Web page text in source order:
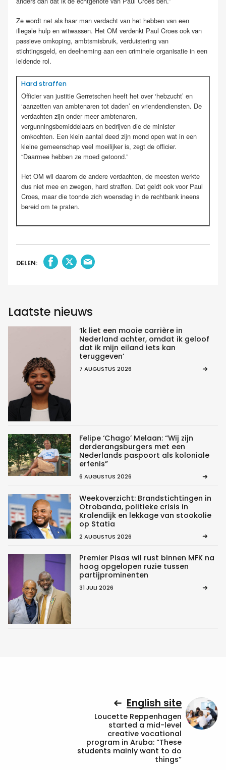
Ze wordt net als haar man verdacht van het hebben van een
illegale hulp en witwassen. Het OM verdenkt Paul Croes ook van
passieve omkoping, ambtsmisbruik, verduistering van
stichtingsgeld, en deelneming aan een criminele organisatie in een
leidende rol.
Hard straffen
Officier van justitie Gerretschen heeft het over ‘hebzucht’ en
‘aanzetten van ambtenaren tot daden’ en vriendendiensten. De
verdachten zijn onder meer ambtenaren,
vergunningsbemiddelaars en bedrijven die de minister
omkochten. Een klein aantal deed zijn mond open wat in een
kleine gemeenschap veel moeilijker is, zegt de officier.
“Daarmee hebben ze moed getoond.”
Het OM wil daarom de andere verdachten, de meesten werkte
dus niet mee en zwegen, hard straffen. Dat geldt ook voor Paul
Croes, maar die toonde zich woensdag in de rechtbank ineens
bereid om te praten.
DELEN:
Laatste nieuws
‘Ik liet een mooie carrière in
Nederland achter, omdat ik geloof
dat ik mijn eiland iets kan
teruggeven’
7 AUGUSTUS 2026
Felipe ‘Chago’ Melaan: “Wij zijn
derderangsburgers met een
Nederlands paspoort als koloniale
erfenis”
6 AUGUSTUS 2026
Weekoverzicht: Brandstichtingen in
Otrobanda, politieke crisis in
Kralendijk en lekkage van stookolie
op Statia
2 AUGUSTUS 2026
Premier Pisas wil rust binnen MFK na
hoog opgelopen ruzie tussen
partijprominenten
31 JULI 2026
English site
Loucette Reppenhagen
started a mid-level
creative vocational
program in Aruba: “These
students mainly want to do
things”